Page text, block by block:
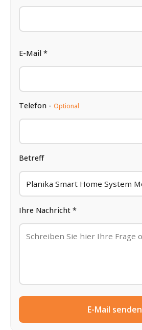
E-Mail *
Telefon - Optional
Betreff
Ihre Nachricht *
E-Mail senden